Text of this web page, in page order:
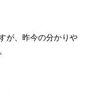
が、昨今の分かりや